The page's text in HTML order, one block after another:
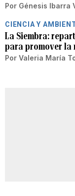
Por Génesis Ibarra
CIENCIA Y
La Siembra:
para promover
Por Valeria María